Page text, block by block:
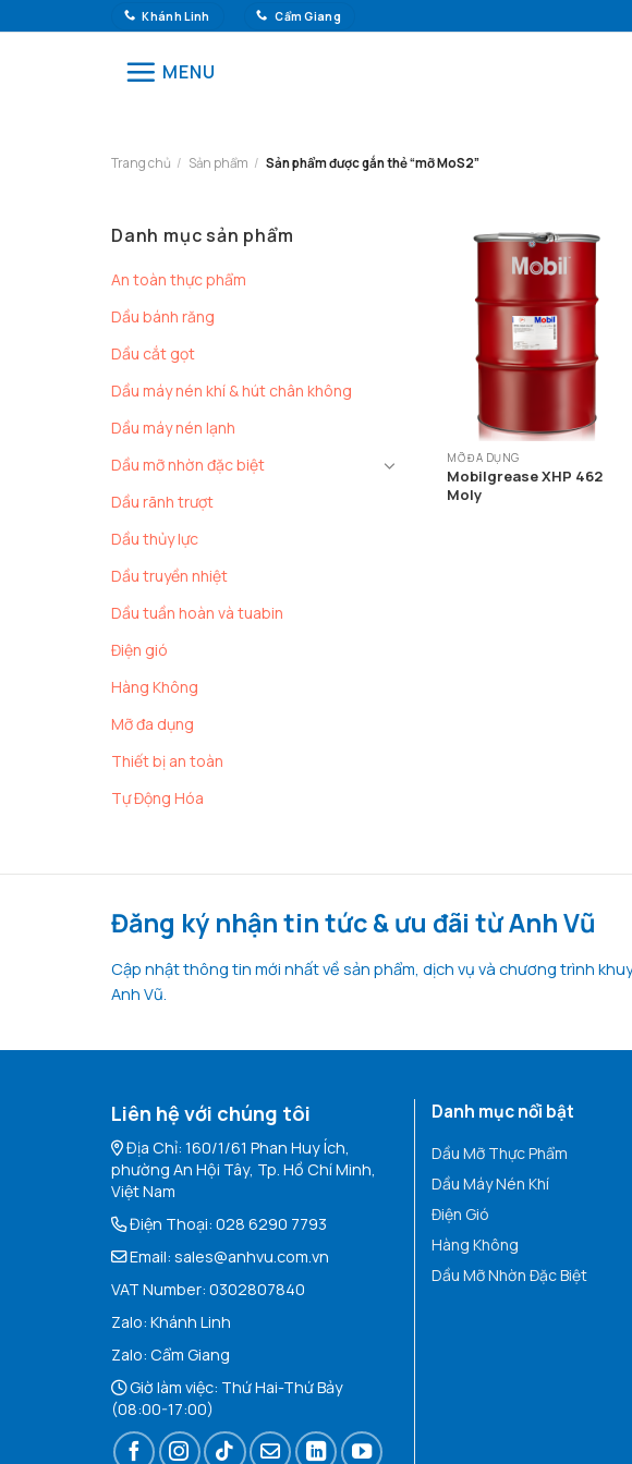
đến
Khánh Linh Cẩm Giang
MENU
Trang chủ / Sản phẩm / Sản phẩm được gắn thẻ “mỡ MoS2”
Danh mục sản phẩm
An toàn thực phẩm
Dầu bánh răng
Dầu cắt gọt
Dầu máy nén khí & hút chân không
Dầu máy nén lạnh
Dầu mỡ nhờn đặc biệt
Dầu rãnh trượt
Dầu thủy lực
Dầu truyền nhiệt
Dầu tuần hoàn và tuabin
Điện gió
Hàng Không
Mỡ đa dụng
Thiết bị an toàn
Tự Động Hóa
MỠ ĐA DỤNG
Mobilgrease XHP 462
Moly
Đăng ký nhận tin tức & ưu đãi từ Anh Vũ
Cập nhật thông tin mới nhất về sản phẩm, dịch vụ và chương trình
Anh Vũ.
Liên hệ với chúng tôi
Địa Chỉ: 160/1/61 Phan Huy Ích,
phường An Hội Tây, Tp. Hồ Chí Minh,
Việt Nam
Điện Thoại: 028 6290 7793
Email: sales@anhvu.com.vn
VAT Number: 0302807840
Zalo: Khánh Linh
Zalo: Cẩm Giang
Giờ làm việc: Thứ Hai-Thứ Bảy
(08:00-17:00)
Danh mục nổi bật
Dầu Mỡ Thực Phẩm
Dầu Máy Nén Khí
Điện Gió
Hàng Không
Dầu Mỡ Nhờn Đặc Biệt